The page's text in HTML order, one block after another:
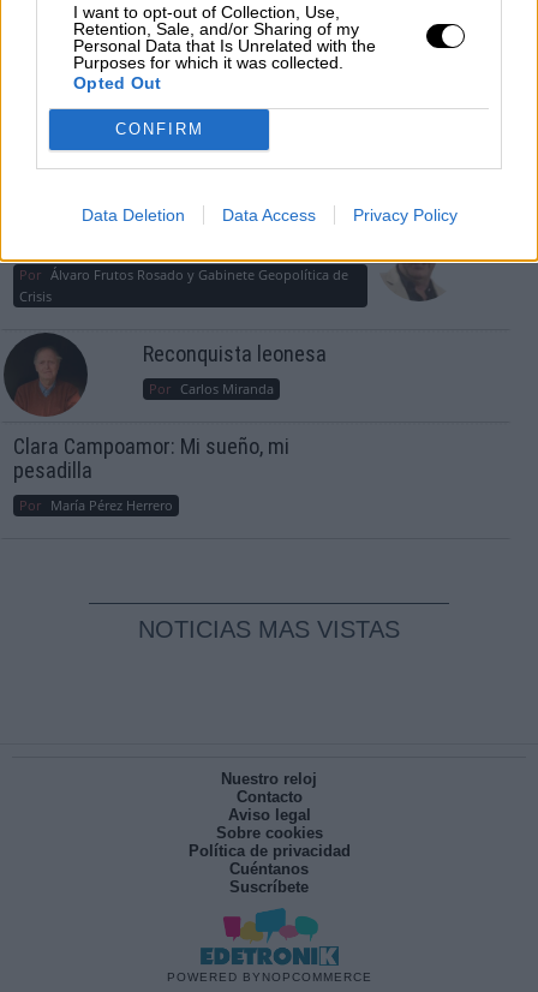
I want to opt-out of Collection, Use,
Retention, Sale, and/or Sharing of my
Personal Data that Is Unrelated with the
Purposes for which it was collected.
Opted Out
CONFIRM
Data Deletion Data Access Privacy Policy
Suelta y confía
María Comesaña
Votantes y votados
El Conflicto de Oriente Medio: Un Nuevo
Por Álvaro Frutos Rosado y Gabinete Geopolítica de
Crisis
Reconquista leonesa
Por Carlos Miranda
Clara Campoamor: Mi sueño, mi
pesadilla
Por María Pérez Herrero
NOTICIAS MAS VISTAS
Nuestro reloj
Contacto
Aviso legal
Sobre cookies
Política de privacidad
Cuéntanos
Suscríbete
POWERED BY NOPCOMMERCE